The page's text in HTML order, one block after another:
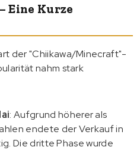
Eine Kurze
der "Chiikawa/Minecraft"-
nahm stark
: Aufgrund höherer als
endete der Verkauf in
Die dritte Phase wurde